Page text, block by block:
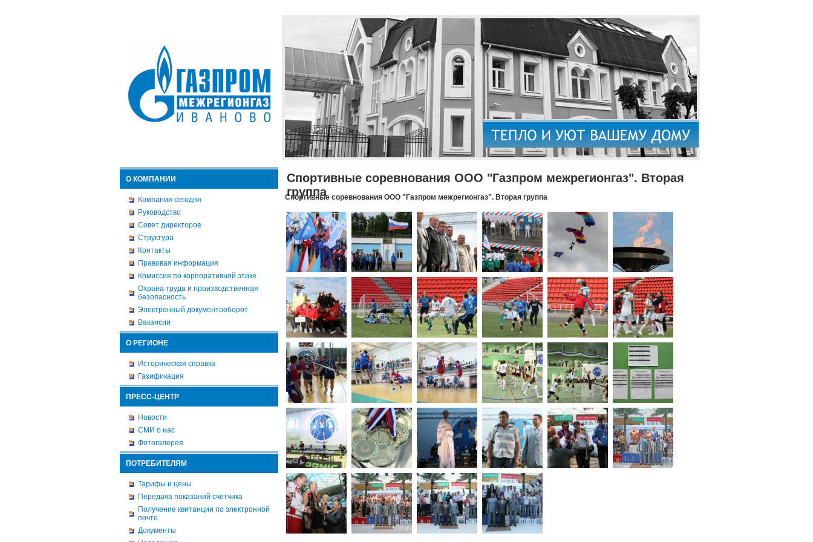
О КОМПАНИИ
Компания сегодня
Руководство
Совет директоров
Структура
Контакты
Правовая информация
Комиссия по корпоративной этике
Охрана труда и производственная
безопасность
Электронный документооборот
Вакансии
О РЕГИОНЕ
Историческая справка
Газификация
ПРЕСС-ЦЕНТР
Новости
СМИ о нас
Фотогалерея
ПОТРЕБИТЕЛЯМ
Тарифы и цены
Передача показаний счетчика
Получение квитанции по электронной
почте
Документы
Спортивные соревнования ООО "Газпром межрегионгаз". Вторая
группа
Спортивные соревнования ООО "Газпром межрегионгаз". Вторая группа